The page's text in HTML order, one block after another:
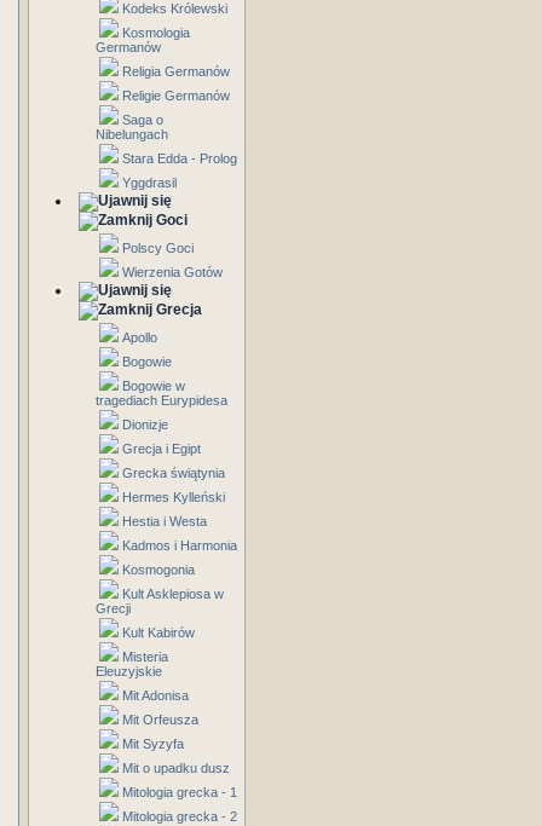
Kodeks Królewski
Kosmologia
Germanów
Religia Germanów
Religie Germanów
Saga o
Nibelungach
Stara Edda - Prolog
Yggdrasil
Goci
Polscy Goci
Wierzenia Gotów
Grecja
Apollo
Bogowie
Bogowie w
tragediach Eurypidesa
Dionizje
Grecja i Egipt
Grecka świątynia
Hermes Kylleński
Hestia i Westa
Kadmos i Harmonia
Kosmogonia
Kult Asklepiosa w
Grecji
Kult Kabirów
Misteria
Eleuzyjskie
Mit Adonisa
Mit Orfeusza
Mit Syzyfa
Mit o upadku dusz
Mitologia grecka - 1
Mitologia grecka - 2